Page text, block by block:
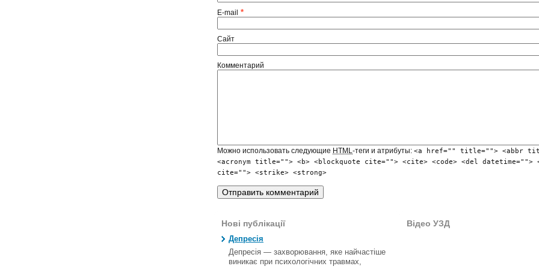
E-mail *
Сайт
Комментарий
Можно использовать следующие HTML-теги и атрибуты: <a href="" title=""> <abbr
<acronym title=""> <b> <blockquote cite=""> <cite> <code> <del datetime="">
cite=""> <strike> <strong>
Нові публікації
Депресія
Депресія — захворювання, яке найчастіше
виникає при психологічних травмах,
Відео УЗД